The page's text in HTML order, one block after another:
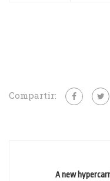
Compartir:
A new